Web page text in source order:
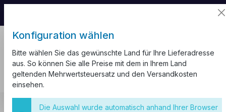
Schalter und Steckdosen Hauptschalter 3-polig
Konfiguration wählen
Bitte wählen Sie das gewünschte Land für Ihre Lieferadresse
aus. So können Sie alle Preise mit dem in Ihrem Land
geltenden Mehrwertsteuersatz und den Versandkosten
einsehen.
Die Auswahl wurde automatisch anhand Ihrer Browser